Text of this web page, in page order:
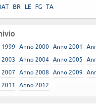
BR LE FG TA
1999 Anno 2000 Anno 2001
2003
Anno 2004 Anno 2005
2007
Anno 2008 Anno 2009
2011
Anno 2012